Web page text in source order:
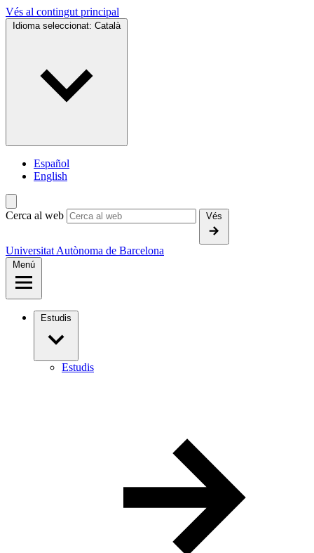
Vés al contingut principal
Idioma seleccionat: Català
Español
English
Cerca al web Vés
Universitat Autònoma de Barcelona
Menú
Estudis
Estudis